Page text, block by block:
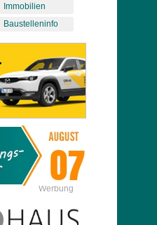
Immobilien
Baustelleninfo
Werbung